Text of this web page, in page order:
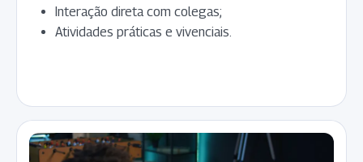
Interação direta com colegas;
Atividades práticas e vivenciais.